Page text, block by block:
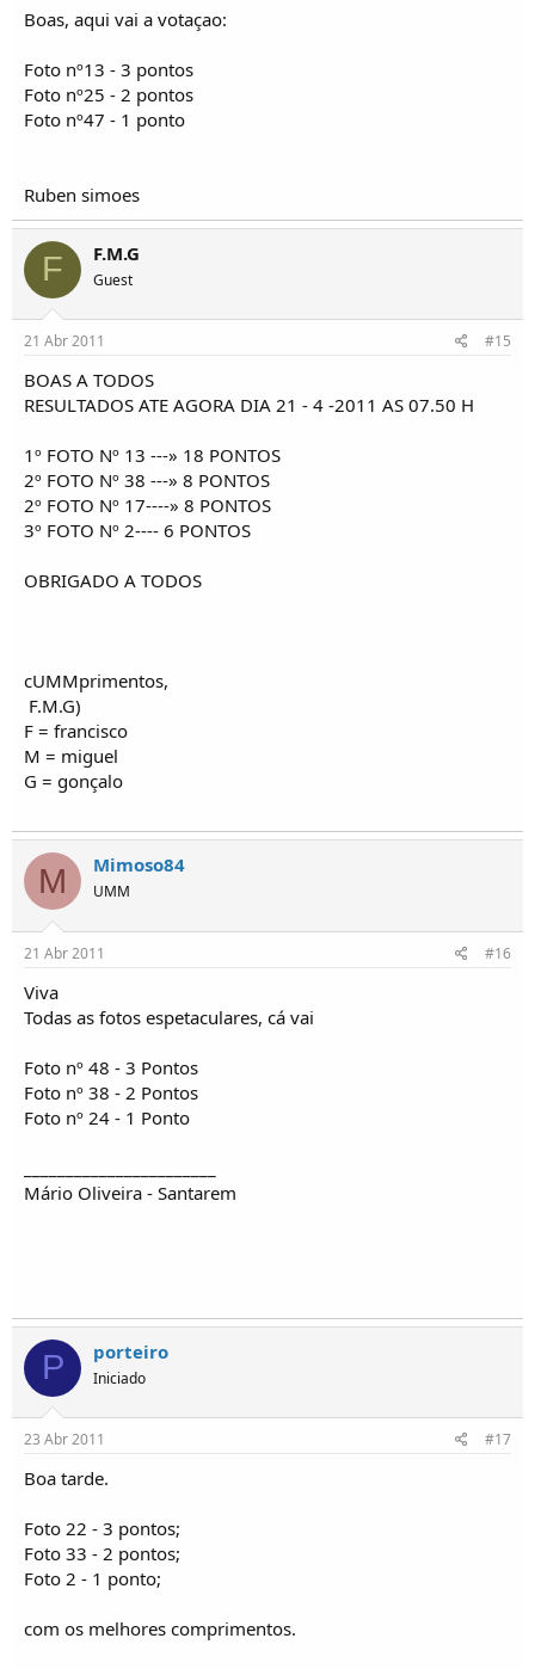
Boas, aqui vai a votaçao:
Foto nº13 - 3 pontos
Foto nº25 - 2 pontos
Foto nº47 - 1 ponto
Ruben simoes
F F.M.G
Guest
21 Abr 2011 #15
BOAS A TODOS
RESULTADOS ATE AGORA DIA 21 - 4 -2011 AS 07.50 H
1º FOTO Nº 13 ---» 18 PONTOS
2º FOTO Nº 38 ---» 8 PONTOS
2º FOTO Nº 17----» 8 PONTOS
3º FOTO Nº 2---- 6 PONTOS
OBRIGADO A TODOS
cUMMprimentos,
F.M.G)
F = francisco
M = miguel
G = gonçalo
M Mimoso84
UMM
21 Abr 2011 #16
Viva
Todas as fotos espetaculares, cá vai
Foto nº 48 - 3 Pontos
Foto nº 38 - 2 Pontos
Foto nº 24 - 1 Ponto
Mário Oliveira - Santarem
P porteiro
Iniciado
23 Abr 2011 #17
Boa tarde.
Foto 22 - 3 pontos;
Foto 33 - 2 pontos;
Foto 2 - 1 ponto;
com os melhores comprimentos.